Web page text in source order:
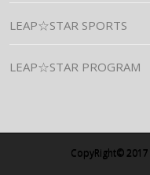
LEAP☆STAR SPORTS
LEAP☆STAR PROGRAM
CopyRight© 2017